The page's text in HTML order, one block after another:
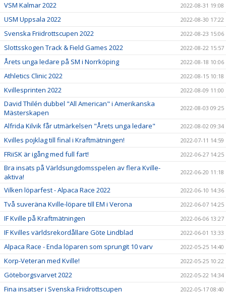
VSM Kalmar 2022 2022-08-31 19:08
USM Uppsala 2022 2022-08-30 17:22
Svenska Friidrottscupen 2022 2022-08-23 15:06
Slottsskogen Track & Field Games 2022 2022-08-22 15:57
Årets unga ledare på SM i Norrköping 2022-08-18 10:06
Athletics Clinic 2022 2022-08-15 10:18
Kvillesprinten 2022 2022-08-09 11:00
David Thilén dubbel "All American" i Amerikanska
Mästerskapen
2022-08-03 09:25
Alfrida Kilvik får utmärkelsen "Årets unga ledare" 2022-08-02 09:34
Kvilles pojklag till final i Kraftmätningen! 2022-07-11 14:59
FRiiSK är igång med full fart! 2022-06-27 14:25
Bra insats på Världsungdomsspelen av flera Kville-
aktiva!
2022-06-20 11:18
Vilken löparfest - Alpaca Race 2022 2022-06-10 14:36
Två suveräna Kville-löpare till EM i Verona 2022-06-07 14:25
IF Kville på Kraftmätningen 2022-06-06 13:27
IF Kvilles världsrekordållare Göte Lindblad 2022-06-01 13:33
Alpaca Race - Enda löparen som sprungit 10 varv 2022-05-25 14:40
Korp-Veteran med Kville! 2022-05-25 10:22
Göteborgsvarvet 2022 2022-05-22 14:34
Fina insatser i Svenska Friidrottscupen 2022-05-17 08:40